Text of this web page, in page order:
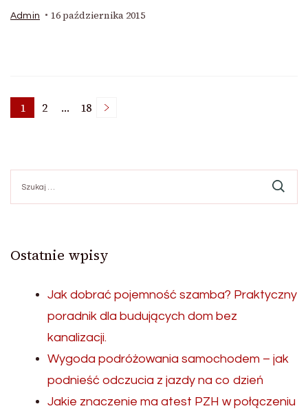
Admin 16 października 2015
Stronicowanie
wpisów
Strona
1 Strona
2 … Strona
18
Ostatnie wpisy
Jak dobrać pojemność szamba? Praktyczny
poradnik dla budujących dom bez
kanalizacji.
Wygoda podróżowania samochodem – jak
podnieść odczucia z jazdy na co dzień
Jakie znaczenie ma atest PZH w połączeniu